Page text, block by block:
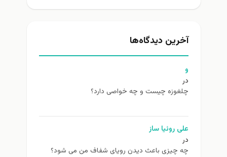
آخرین دیدگاه‌ها
و
در
چلغوزه چیست و چه خواصی دارد؟
علی روئیا ساز
در
چه چیزی باعث دیدن رویای شفاف من می شود؟